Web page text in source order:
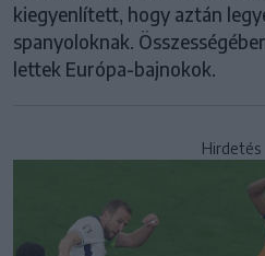
kiegyenlített, hogy aztán
spanyoloknak.
lettek Európa-bajnokok.
Hirdetés